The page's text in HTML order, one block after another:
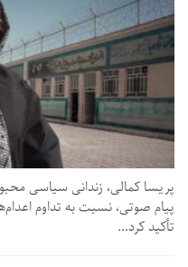
پریسا کمالی، زندانی سیاسی
پیام صوتی، نسبت به تداوم
تأکید کرد...